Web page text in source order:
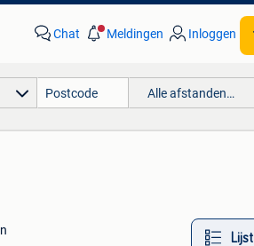
Chat Meldingen Inloggen
Alle afstanden…
Lijst